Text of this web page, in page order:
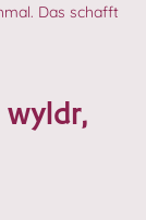
Das schafft